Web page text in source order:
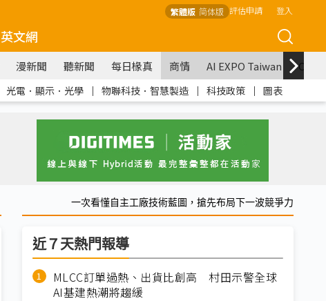
繁體版 简体版 評估申請 登入
英文網
漫新聞 聽新聞 每日椽真 商情 AI EXPO Taiwan
光電．顯示．光學 ｜ 物聯科技．智慧製造 ｜ 科技政策 ｜ 圖表
一次看懂自主工廠技術藍圖，搶先布局下一波競爭力
近７天熱門報導
MLCC訂單過熱、出貨比創高 村田示警全球
AI基建熱潮將趨緩